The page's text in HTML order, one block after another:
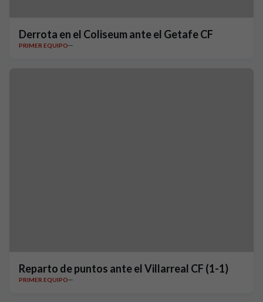
Derrota en el Coliseum ante el Getafe CF
PRIMER EQUIPO
Reparto de puntos ante el Villarreal CF (1-1)
PRIMER EQUIPO